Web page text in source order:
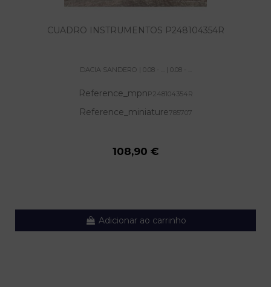
CUADRO INSTRUMENTOS P248104354R
DACIA SANDERO | 0.08 - ... | 0.08 - ...
Reference_mpnP248104354R
Reference_miniature785707
108,90 €
Adicionar ao carrinho